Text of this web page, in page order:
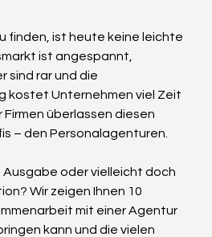
finden, ist heute keine leichte
ist angespannt,
sind rar und die
kostet Unternehmen viel Zeit
Firmen überlassen diesen
– den Personalagenturen.
oder vielleicht doch
Wir zeigen Ihnen 10
mit einer Agentur
kann und die vielen